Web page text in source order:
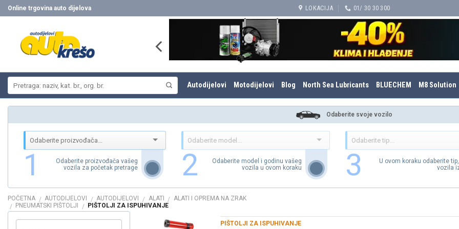
Skip
to
Online trgovina auto dijelova LOKACIJA 01/ 30 30 300
Autodijelovi Motodijelovi Blog North Sea Lubricants BLUECHEM M8 Solution
Odaberite svoje vozilo
1
Odaberite proizvođača vašeg
vozila za početak pretrage
2
Odaberite model i godinu vašeg
vozila u ovom koraku
3
U ovom koraku odaberite
vozila
POČETNA / AUTODIJELOVI / AUTODIJELOVI / ALATI / ALATI I OPREMA NA ZRAK
/
PNEUMATSKI PIŠTOLJI / PIŠTOLJI ZA ISPUHIVANJE
PIŠTOLJI ZA ISPUHIVANJE